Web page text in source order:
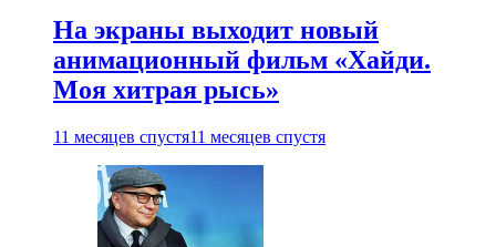
На экраны выходит новый
анимационный фильм «Хайди.
Моя хитрая рысь»
11 месяцев спустя11 месяцев спустя